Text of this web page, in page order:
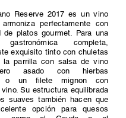
Reserve 2017 es un vino
perfectamente con
de platos gourmet. Para una
gastronómica completa,
exquisito tinto con chuletas
la parrilla con salsa de vino
asado con hierbas
o un filete mignon con
Su estructura equilibrada
suaves también hacen que
opción para quesos